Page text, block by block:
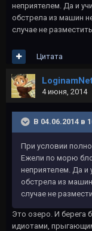
неприятелем. Да и
обстрела из машин
случае не
Цитата
4 июня, 2014
В 04.06.2014 в
При условии
Ежели по морю
неприятелем. Да и
обстрела из
случае не
Это озеро. И берега
идиотами,